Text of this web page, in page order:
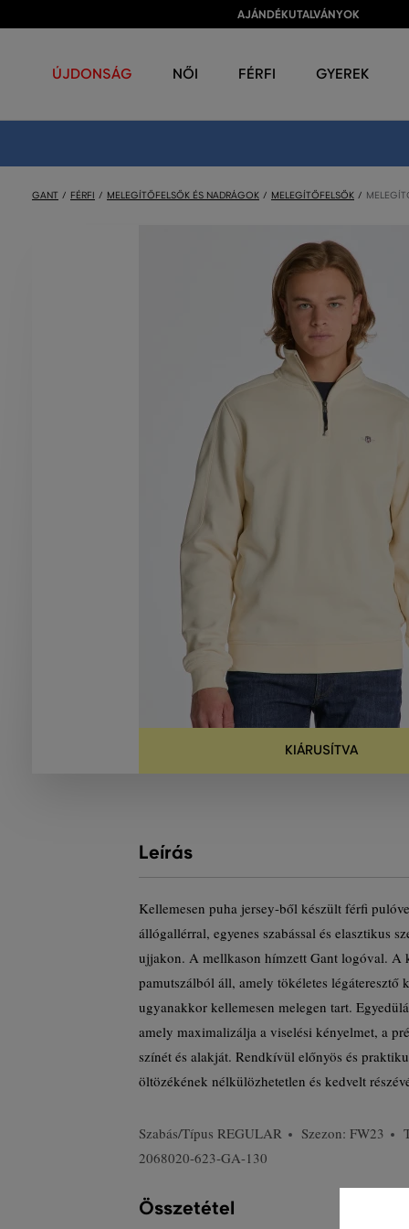
AJÁNDÉKUTALVÁNYOK
ÚJDONSÁG NŐI FÉRFI GYEREK
GANT FÉRFI MELEGÍTŐFELSŐK ÉS NADRÁGOK MELEGÍTŐFELSŐK
KIÁRUSÍTVA
Leírás
Kellemesen puha jersey-ből készült férfi
állógallérral, egyenes szabással és elasztikus
ujjakon. A mellkason hímzett Gant logóval. A
pamutszálból áll, amely tökéletes légáteresztő
ugyanakkor kellemesen melegen tart.
amely maximalizálja a viselési kényelmet, a
színét és alakját. Rendkívül előnyös és
öltözékének nélkülözhetetlen és kedvelt
Szabás/Típus REGULAR Szezon: FW23
2068020-623-GA-130
Összetétel